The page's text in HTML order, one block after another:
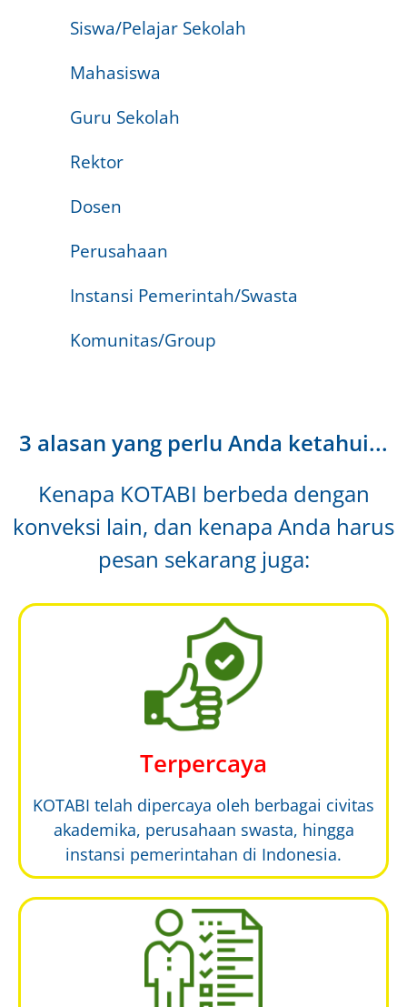
Siswa/Pelajar Sekolah
Mahasiswa
Guru Sekolah
Rektor
Dosen
Perusahaan
Instansi Pemerintah/Swasta
Komunitas/Group
3 alasan yang perlu Anda ketahui...
Kenapa KOTABI berbeda dengan
konveksi lain, dan kenapa Anda harus
pesan sekarang juga:
Terpercaya
KOTABI telah dipercaya oleh berbagai civitas
akademika, perusahaan swasta, hingga
instansi pemerintahan di Indonesia.